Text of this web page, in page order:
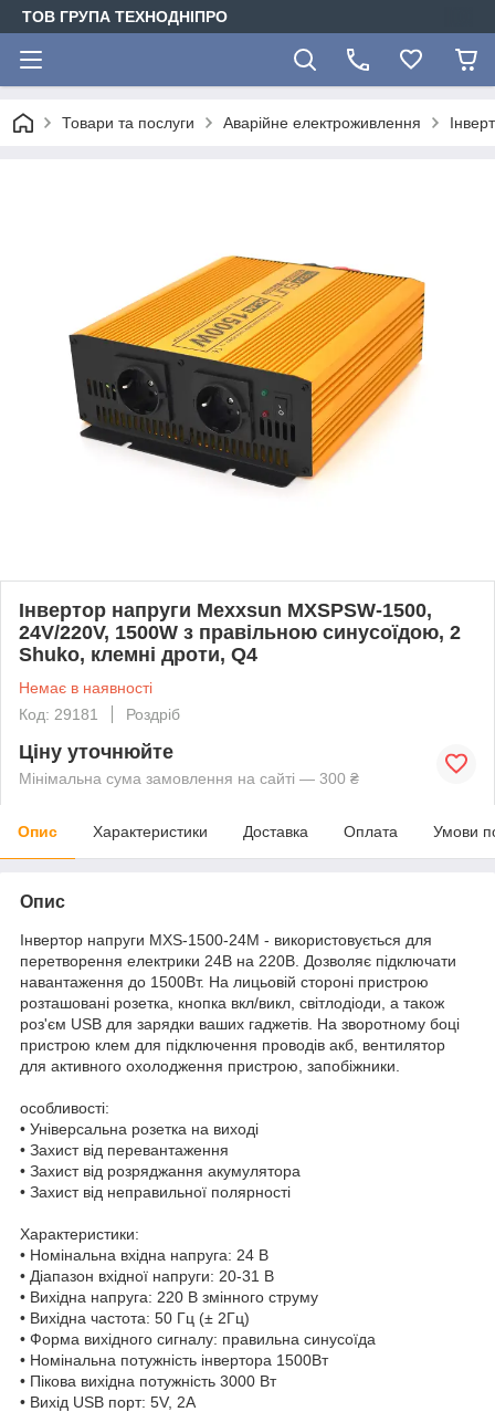
ТОВ ГРУПА ТЕХНОДНІПРО
Товари та послуги Аварійне електроживлення
Інвертор напруги Mexxsun MXSPSW-1500,
24V/220V, 1500W з правільною синусоїдою, 2
Shuko, клемні дроти, Q4
Немає в наявності
Код: 29181
Роздріб
Ціну уточнюйте
Мінімальна сума замовлення на сайті — 300 ₴
Опис Характеристики Доставка Оплата Умови
Опис
Інвертор напруги MXS-1500-24M - використовується для
перетворення електрики 24В на 220В. Дозволяє підключати
навантаження до 1500Вт. На лицьовій стороні пристрою
розташовані розетка, кнопка вкл/викл, світлодіоди, а також
роз'єм USB для зарядки ваших гаджетів. На зворотному боці
пристрою клем для підключення проводів акб, вентилятор
для активного охолодження пристрою, запобіжники.
особливості:
• Універсальна розетка на виході
• Захист від перевантаження
• Захист від розряджання акумулятора
• Захист від неправильної полярності
Характеристики:
• Номінальна вхідна напруга: 24 В
• Діапазон вхідної напруги: 20-31 В
• Вихідна напруга: 220 В змінного струму
• Вихідна частота: 50 Гц (± 2Гц)
• Форма вихідного сигналу: правильна синусоїда
• Номінальна потужність інвертора 1500Вт
• Пікова вихідна потужність 3000 Вт
• Вихід USB порт: 5V, 2A